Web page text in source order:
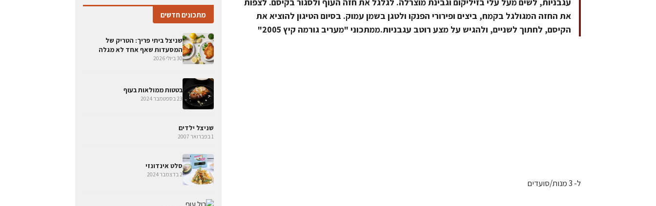
את החזה המגולגל בקמח, ביצים ופירורי הפנקו ולטגן בשמן עמוק. בסיום הטיגון להוציא את
הקיסם, לחתוך לשניים, ולהגיש על מצע רוטב עגבניות.ממתכוני "מעריב גורמה קיץ 2005"
ל- 3 מנות/סועדים
מתכונים חדשים
שניצל ביתי פריך: הטריק של
המסעדות שאף אחד לא מגלה
30 ביולי 2026
בטטות ממולאות בעוף
23 בספטמבר 2024
שניצל ילדים
1 בפברואר 2007
סלט אינדונזי
2 בדצמבר 2024